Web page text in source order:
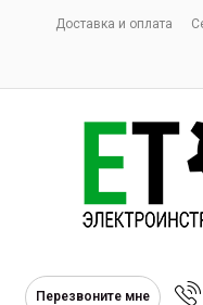
Доставка и оплата
Перезвоните мне